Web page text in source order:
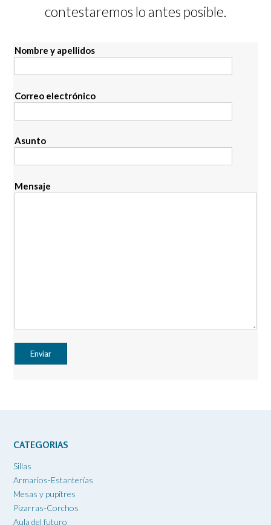
contestaremos lo antes posible.
Nombre y apellidos
Correo electrónico
Asunto
Mensaje
CATEGORIAS
Sillas
Armarios-Estanterías
Mesas y pupitres
Pizarras-Corchos
Aula del futuro